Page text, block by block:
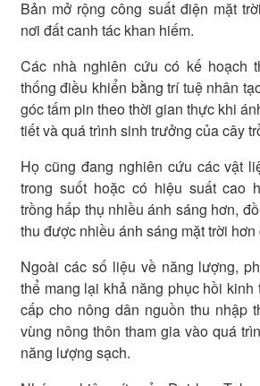
Bản mở rộng công suất điện mặt
nơi đất canh tác khan hiếm.
Các nhà nghiên cứu có kế hoạch
thống điều khiển bằng trí tuệ nhân
góc tấm pin theo thời gian thực khi
tiết và quá trình sinh trưởng của cây
Họ cũng đang nghiên cứu các vật
trong suốt hoặc có hiệu suất cao
trồng hấp thụ nhiều ánh sáng hơn,
thu được nhiều ánh sáng mặt trời
Ngoài các số liệu về năng lượng,
thể mang lại khả năng phục hồi kinh
cấp cho nông dân nguồn thu nhập
vùng nông thôn tham gia vào quá
năng lượng sạch.